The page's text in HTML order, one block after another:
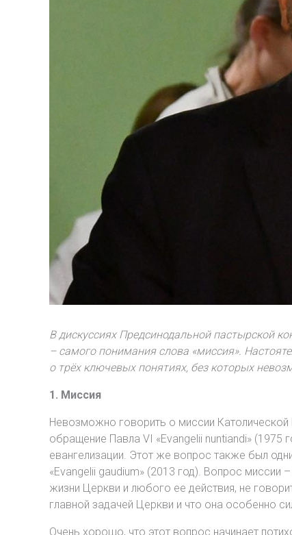
В дискуссиях Предсинодальной пастырской
– самого понимания слова «миссия».
о трёх ключевых понятиях, без которых
1. Миссия
Невозможно говорить о миссии Католической
обращение Павла VI «Evangelii nuntiandi» (1975
евангелизации. Этот же вопрос также был
«Evangelii gaudium» (2013 год). Вопрос
жизни Церкви и любого ее действия, не
главной задачей Церкви и что она особенно
Очень хорошо, что этот вопрос начинает